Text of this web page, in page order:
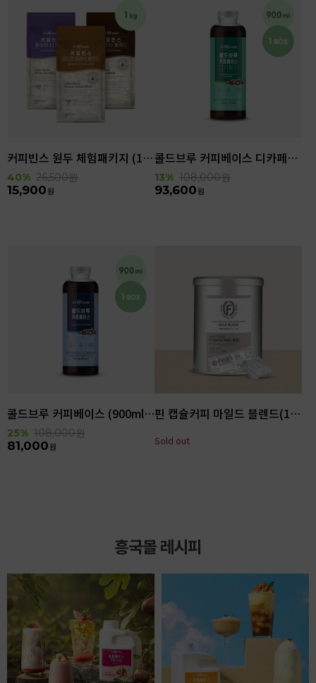
커피빈스 원두 체험패키지 (1kg)
40% 26,500원
15,900원
콜드브루 커피베이스 디카페인 (900ml x 6ea)
13% 108,000원
93,600원
콜드브루 커피베이스 (900ml x 6ea)
25% 108,000원
81,000원
핀 캡슐커피 마일드 블렌드(100입)
Sold out
흥국몰 레시피